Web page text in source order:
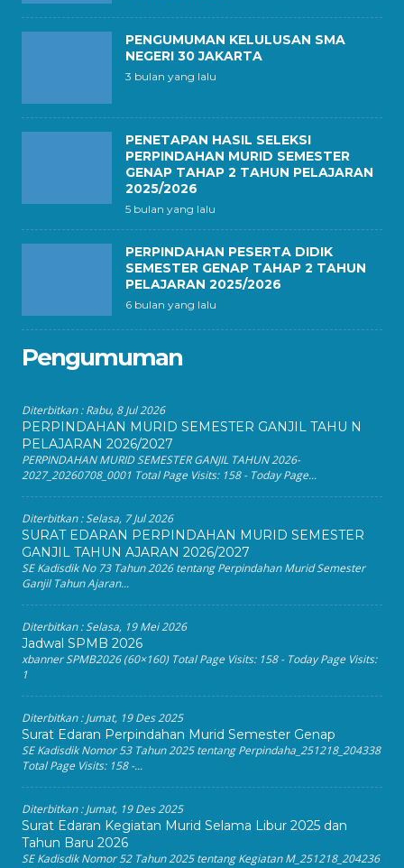
PENGUMUMAN KELULUSAN SMA
NEGERI 30 JAKARTA
3 bulan yang lalu
PENETAPAN HASIL SELEKSI
PERPINDAHAN MURID SEMESTER
GENAP TAHAP 2 TAHUN PELAJARAN
2025/2026
5 bulan yang lalu
PERPINDAHAN PESERTA DIDIK
SEMESTER GENAP TAHAP 2 TAHUN
PELAJARAN 2025/2026
6 bulan yang lalu
Pengumuman
Diterbitkan :Rabu, 8 Jul 2026
PERPINDAHAN MURID SEMESTER GANJIL TAHU N
PELAJARAN 2026/2027
PERPINDAHAN MURID SEMESTER GANJIL TAHUN 2026-
2027_20260708_0001 Total Page Visits: 158 - Today Page...
Diterbitkan :Selasa, 7 Jul 2026
SURAT EDARAN PERPINDAHAN MURID SEMESTER
GANJIL TAHUN AJARAN 2026/2027
SE Kadisdik No 73 Tahun 2026 tentang Perpindahan Murid Semester
Ganjil Tahun Ajaran...
Diterbitkan :Selasa, 19 Mei 2026
Jadwal SPMB 2026
xbanner SPMB2026 (60×160) Total Page Visits: 158 - Today Page Visits:
1
Diterbitkan :Jumat, 19 Des 2025
Surat Edaran Perpindahan Murid Semester Genap
SE Kadisdik Nomor 53 Tahun 2025 tentang Perpindaha_251218_204338
Total Page Visits: 158 -...
Diterbitkan :Jumat, 19 Des 2025
Surat Edaran Kegiatan Murid Selama Libur 2025 dan
Tahun Baru 2026
SE Kadisdik Nomor 52 Tahun 2025 tentang Kegiatan M_251218_204236